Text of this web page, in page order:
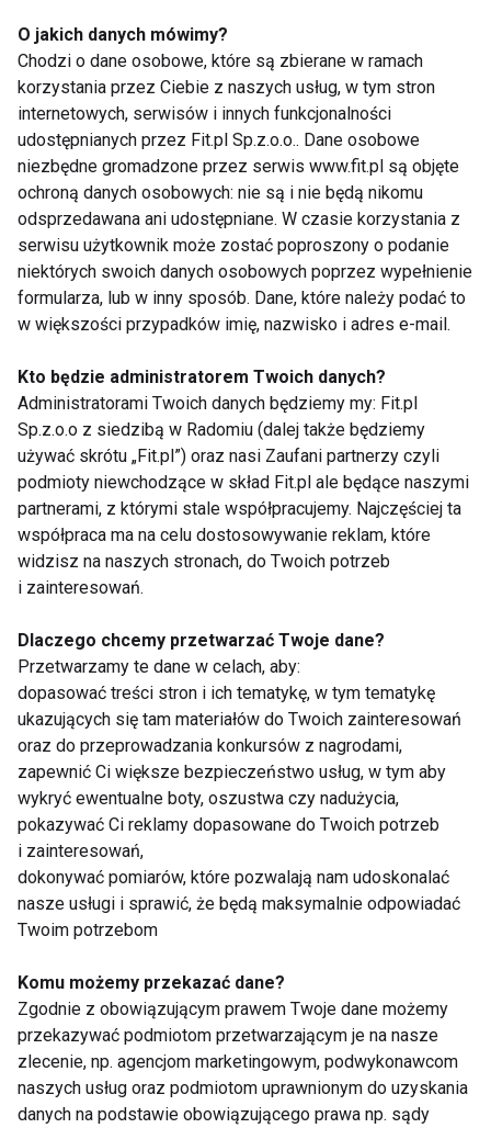
Forum Zdrowia Seniora
Mistrzostwa Polski w Fitness
16-17 kwietnia 2016 Białystok
Czy hormony mogą działać
przez skórę?
Smartfon dla biegacza –
pomagamy w wyborze
Jakie rękawice bokserskie?
Rusz się zimą z BuggyGym
O jakich danych mówimy?
Chodzi o dane osobowe, które są zbierane w ramach
korzystania przez Ciebie z naszych usług, w tym stron
internetowych, serwisów i innych funkcjonalności
udostępnianych przez Fit.pl Sp.z.o.o.. Dane osobowe
niezbędne gromadzone przez serwis www.fit.pl są objęte
ochroną danych osobowych: nie są i nie będą nikomu
odsprzedawana ani udostępniane. W czasie korzystania z
serwisu użytkownik może zostać poproszony o podanie
niektórych swoich danych osobowych poprzez wypełnienie
formularza, lub w inny sposób. Dane, które należy podać to
w większości przypadków imię, nazwisko i adres e-mail.
Kto będzie administratorem Twoich danych?
Administratorami Twoich danych będziemy my: Fit.pl
Sp.z.o.o z siedzibą w Radomiu (dalej także będziemy
używać skrótu „Fit.pl”) oraz nasi Zaufani partnerzy czyli
podmioty niewchodzące w skład Fit.pl ale będące naszymi
partnerami, z którymi stale współpracujemy. Najczęściej ta
współpraca ma na celu dostosowywanie reklam, które
widzisz na naszych stronach, do Twoich potrzeb
i zainteresowań.
Dlaczego chcemy przetwarzać Twoje dane?
Przetwarzamy te dane w celach, aby:
dopasować treści stron i ich tematykę, w tym tematykę
ukazujących się tam materiałów do Twoich zainteresowań
oraz do przeprowadzania konkursów z nagrodami,
zapewnić Ci większe bezpieczeństwo usług, w tym aby
wykryć ewentualne boty, oszustwa czy nadużycia,
pokazywać Ci reklamy dopasowane do Twoich potrzeb
i zainteresowań,
dokonywać pomiarów, które pozwalają nam udoskonalać
nasze usługi i sprawić, że będą maksymalnie odpowiadać
Twoim potrzebom
Komu możemy przekazać dane?
Zgodnie z obowiązującym prawem Twoje dane możemy
przekazywać podmiotom przetwarzającym je na nasze
zlecenie, np. agencjom marketingowym, podwykonawcom
naszych usług oraz podmiotom uprawnionym do uzyskania
danych na podstawie obowiązującego prawa np. sądy